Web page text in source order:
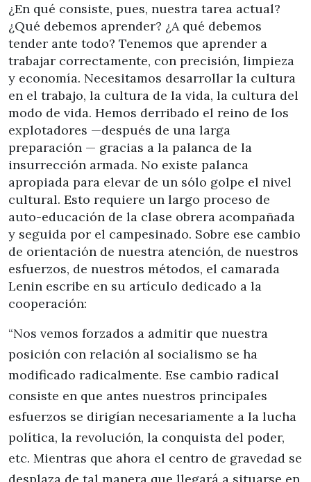
¿En qué consiste, pues, nuestra tarea actual?
¿Qué debemos aprender? ¿A qué debemos
tender ante todo? Tenemos que aprender a
trabajar correctamente, con precisión, limpieza
y economía. Necesitamos desarrollar la cultura
en el trabajo, la cultura de la vida, la cultura del
modo de vida. Hemos derribado el reino de los
explotadores —después de una larga
preparación — gracias a la palanca de la
insurrección armada. No existe palanca
apropiada para elevar de un sólo golpe el nivel
cultural. Esto requiere un largo proceso de
auto-educación de la clase obrera acompañada
y seguida por el campesinado. Sobre ese cambio
de orientación de nuestra atención, de nuestros
esfuerzos, de nuestros métodos, el camarada
Lenin escribe en su artículo dedicado a la
cooperación:
“Nos vemos forzados a admitir que nuestra
posición con relación al socialismo se ha
modificado radicalmente. Ese cambio radical
consiste en que antes nuestros principales
esfuerzos se dirigían necesariamente a la lucha
política, la revolución, la conquista del poder,
etc. Mientras que ahora el centro de gravedad se